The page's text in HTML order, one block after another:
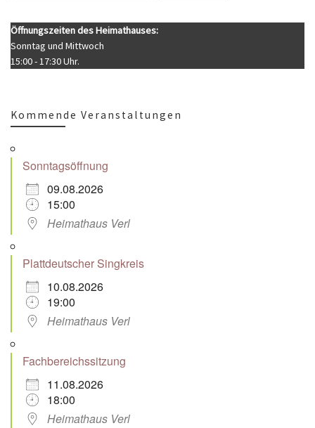
Öffnungszeiten des Heimathauses:
Sonntag und Mittwoch
15:00 - 17:30 Uhr.
Kommende Veranstaltungen
Sonntagsöffnung
09.08.2026
15:00
Heimathaus Verl
Plattdeutscher Singkreis
10.08.2026
19:00
Heimathaus Verl
Fachbereichssitzung
11.08.2026
18:00
Heimathaus Verl